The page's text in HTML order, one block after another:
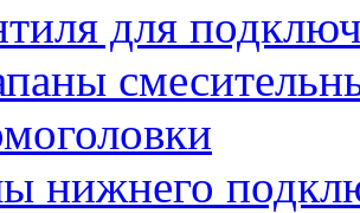
для
нижнего